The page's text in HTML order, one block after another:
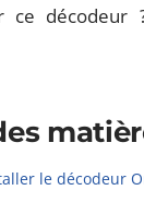
ce décodeur
le décodeur